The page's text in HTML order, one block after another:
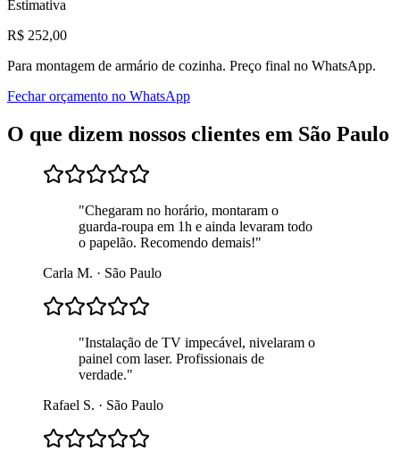
Estimativa
R$ 252,00
Para montagem de armário de cozinha. Preço final no WhatsApp.
Fechar orçamento no WhatsApp
O que dizem nossos clientes em São Paulo
"Chegaram no horário, montaram o
guarda-roupa em 1h e ainda levaram todo
o papelão. Recomendo demais!"
Carla M. · São Paulo
"Instalação de TV impecável, nivelaram o
painel com laser. Profissionais de
verdade."
Rafael S. · São Paulo